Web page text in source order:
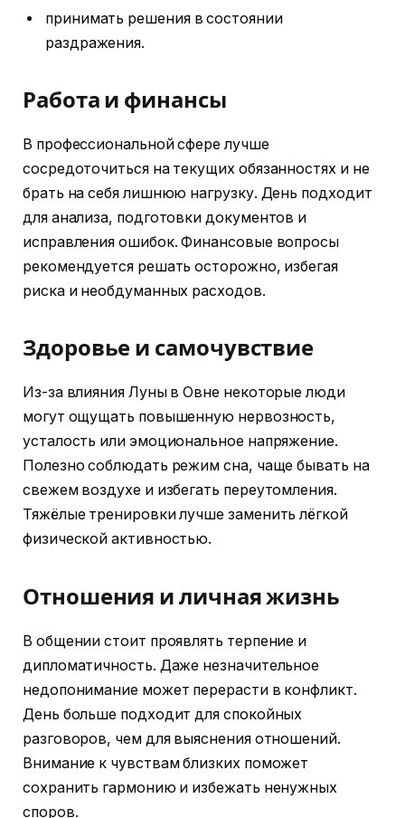
принимать решения в состоянии
раздражения.
Работа и финансы
В профессиональной сфере лучше
сосредоточиться на текущих обязанностях и не
брать на себя лишнюю нагрузку. День подходит
для анализа, подготовки документов и
исправления ошибок. Финансовые вопросы
рекомендуется решать осторожно, избегая
риска и необдуманных расходов.
Здоровье и самочувствие
Из-за влияния Луны в Овне некоторые люди
могут ощущать повышенную нервозность,
усталость или эмоциональное напряжение.
Полезно соблюдать режим сна, чаще бывать на
свежем воздухе и избегать переутомления.
Тяжёлые тренировки лучше заменить лёгкой
физической активностью.
Отношения и личная жизнь
В общении стоит проявлять терпение и
дипломатичность. Даже незначительное
недопонимание может перерасти в конфликт.
День больше подходит для спокойных
разговоров, чем для выяснения отношений.
Внимание к чувствам близких поможет
сохранить гармонию и избежать ненужных
споров.